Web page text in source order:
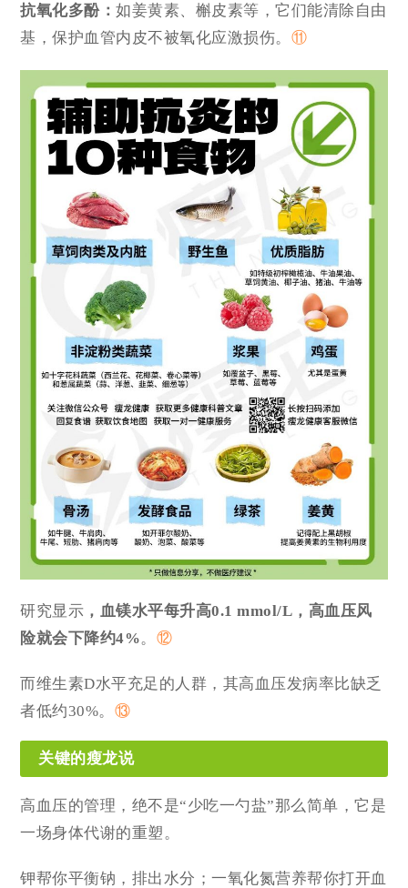
抗氧化多酚：如姜黄素、槲皮素等，它们能清除自由
基，保护血管内皮不被氧化应激损伤。 ⑪
研究显示 ，血镁水平每升高0.1 mmol/L，高血压风
险就会下降约4%。 ⑫
而维生素D水平充足的人群，其高血压发病率比缺乏
者低约30%。 ⑬
关键的瘦龙说
高血压的管理，绝不是“少吃一勺盐”那么简单，它是
一场身体代谢的重塑。
钾帮你平衡钠，排出水分；一氧化氮营养帮你打开血